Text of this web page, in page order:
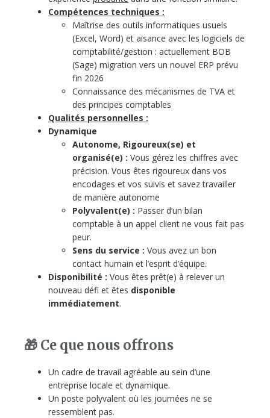
Compétences techniques :
Maîtrise des outils informatiques usuels
(Excel, Word) et aisance avec les logiciels de
comptabilité/gestion : actuellement BOB
(Sage) migration vers un nouvel ERP prévu
fin 2026
Connaissance des mécanismes de TVA et
des principes comptables
Qualités personnelles :
Dynamique
Autonome, Rigoureux(se) et
organisé(e) : Vous gérez les chiffres avec
précision. Vous êtes rigoureux dans vos
encodages et vos suivis et savez travailler
de manière autonome
Polyvalent(e) : Passer d’un bilan
comptable à un appel client ne vous fait pas
peur.
Sens du service : Vous avez un bon
contact humain et l’esprit d’équipe.
Disponibilité : Vous êtes prêt(e) à relever un
nouveau défi et êtes disponible
immédiatement.
🎁 Ce que nous offrons
Un cadre de travail agréable au sein d’une
entreprise locale et dynamique.
Un poste polyvalent où les journées ne se
ressemblent pas.